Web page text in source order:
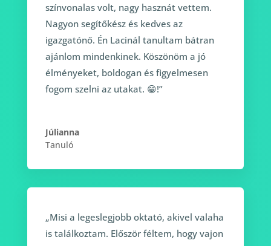
színvonalas volt, nagy hasznát vettem.
Nagyon segítőkész és kedves az
igazgatónő. Én Lacinál tanultam bátran
ajánlom mindenkinek. Köszönöm a jó
élményeket, boldogan és figyelmesen
fogom szelni az utakat. 😁!”
Júlianna
Tanuló
„Misi a legeslegjobb oktató, akivel valaha
is találkoztam. Először féltem, hogy vajon